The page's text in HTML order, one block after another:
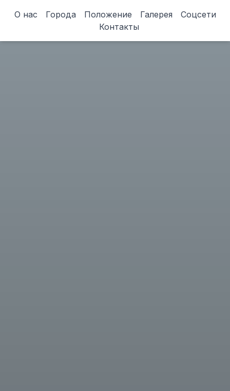
О нас Города Положение Галерея
Соцсети
Контакты